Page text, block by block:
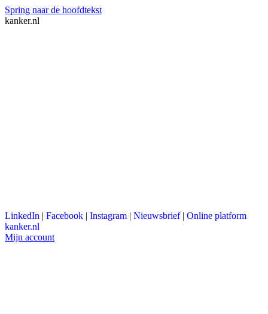
Spring naar de hoofdtekst
kanker.nl
LinkedIn | Facebook | Instagram | Nieuwsbrief | Online platform
kanker.nl
Mijn account